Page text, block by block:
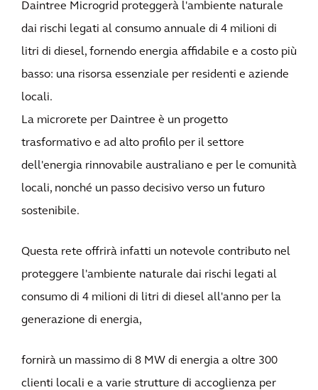
Daintree Microgrid proteggerà l'ambiente naturale
dai rischi legati al consumo annuale di 4 milioni di
litri di diesel, fornendo energia affidabile e a costo più
basso: una risorsa essenziale per residenti e aziende
locali.
La microrete per Daintree è un progetto
trasformativo e ad alto profilo per il settore
dell'energia rinnovabile australiano e per le comunità
locali, nonché un passo decisivo verso un futuro
sostenibile.
Questa rete offrirà infatti un notevole contributo nel
proteggere l'ambiente naturale dai rischi legati al
consumo di 4 milioni di litri di diesel all'anno per la
generazione di energia,
fornirà un massimo di 8 MW di energia a oltre 300
clienti locali e a varie strutture di accoglienza per